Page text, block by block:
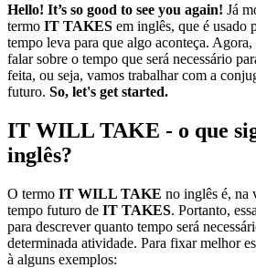
Hello! It’s so good to see you again! Já
termo IT TAKES em inglês, que é usado
tempo leva para que algo aconteça.
falar sobre o tempo que será necessário
feita, ou seja, vamos trabalhar com a
futuro. So, let's get started.
IT WILL TAKE - o que
inglês?
O termo IT WILL TAKE no inglês é, na
tempo futuro de IT TAKES. Portanto,
para descrever quanto tempo será
determinada atividade. Para fixar melhor
à alguns exemplos: